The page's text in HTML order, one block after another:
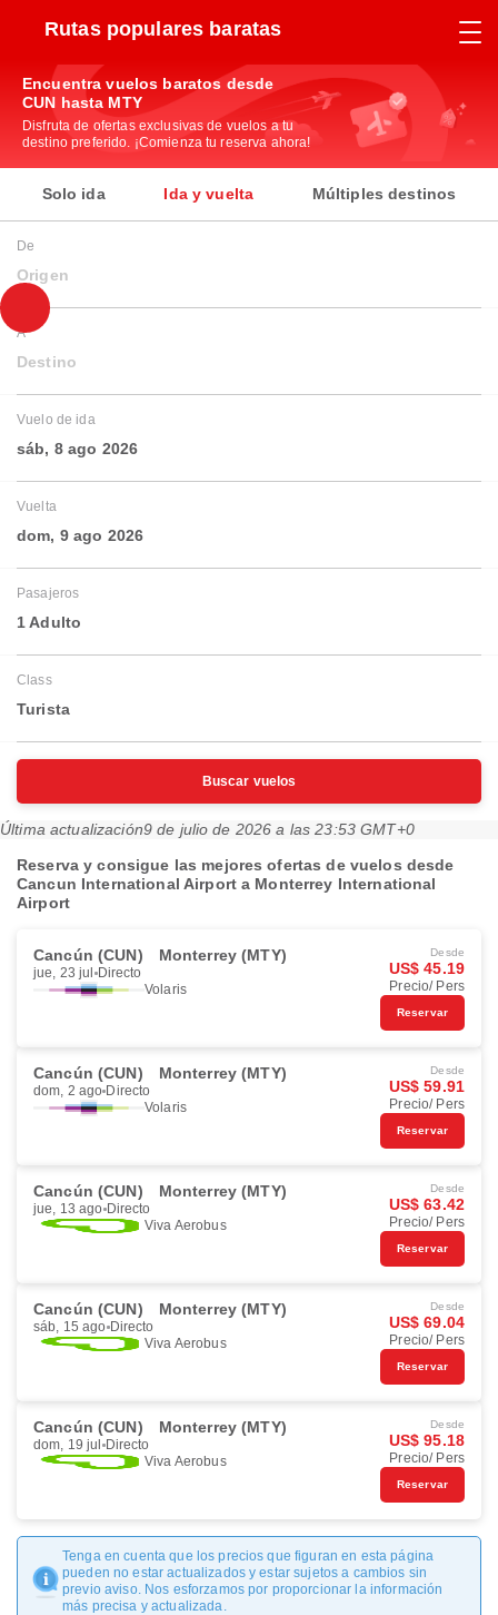
Rutas populares baratas
Encuentra vuelos baratos desde
CUN hasta MTY
Disfruta de ofertas exclusivas de vuelos a tu
destino preferido. ¡Comienza tu reserva ahora!
Solo ida Ida y vuelta Múltiples destinos
De
Origen
A
Destino
Vuelo de ida
sáb, 8 ago 2026
Vuelta
dom, 9 ago 2026
Pasajeros
1 Adulto
Class
Turista
Buscar vuelos
Última actualización9 de julio de 2026 a las 23:53 GMT+0
Reserva y consigue las mejores ofertas de vuelos desde
Cancun International Airport a Monterrey International
Airport
Cancún (CUN) Monterrey (MTY)
jue, 23 jul Directo
Volaris
Desde
US$ 45.19
Precio/ Pers
Reservar
Cancún (CUN) Monterrey (MTY)
dom, 2 ago Directo
Volaris
Desde
US$ 59.91
Precio/ Pers
Reservar
Cancún (CUN) Monterrey (MTY)
jue, 13 ago Directo
Viva Aerobus
Desde
US$ 63.42
Precio/ Pers
Reservar
Cancún (CUN) Monterrey (MTY)
sáb, 15 ago Directo
Viva Aerobus
Desde
US$ 69.04
Precio/ Pers
Reservar
Cancún (CUN) Monterrey (MTY)
dom, 19 jul Directo
Viva Aerobus
Desde
US$ 95.18
Precio/ Pers
Reservar
Tenga en cuenta que los precios que figuran en esta página
pueden no estar actualizados y estar sujetos a cambios sin
previo aviso. Nos esforzamos por proporcionar la información
más precisa y actualizada.